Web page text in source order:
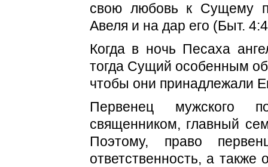
свою любовь к Сущему
Авеля и на дар его (Быт.
Когда в ночь Песаха
тогда Сущий особенным
чтобы они принадлежали
Первенец мужского
священником, главный
Поэтому, право
ответственность, а также